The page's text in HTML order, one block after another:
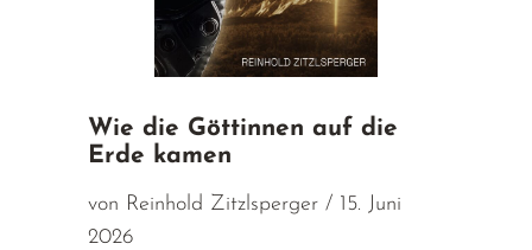
Wie die Göttinnen auf die
Erde kamen
von Reinhold Zitzlsperger / 15. Juni
2026